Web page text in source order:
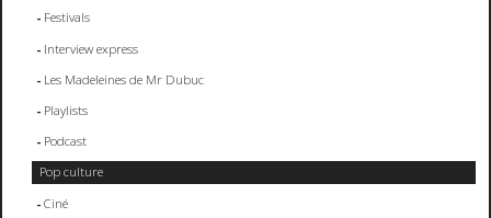
Festivals
Interview express
Les Madeleines de Mr Dubuc
Playlists
Podcast
Pop culture
Ciné